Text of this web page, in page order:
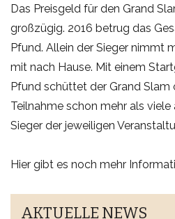
Das Preisgeld für den Grand
großzügig. 2016 betrug das
Pfund. Allein der Sieger nimmt
mit nach Hause. Mit einem
Pfund schüttet der Grand
Teilnahme schon mehr als viele
Sieger der jeweiligen
Hier gibt es noch mehr
AKTUELLE NEWS